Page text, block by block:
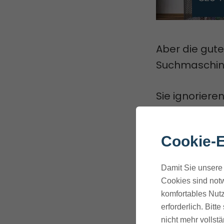
Aber die
Sie
Du wirst
beherrschst.
Diese
Cookie-
Damit Sie
Cookies sind
komfortables
erforderlich. Bitte
nicht mehr